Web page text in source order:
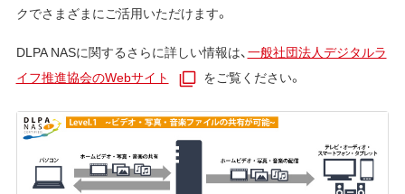
クでさまざまにご活用いただけます。
DLPA NASに関するさらに詳しい情報は、 一般社団法人デジタルラ
イフ推進協会のWebサイト
をご覧ください。